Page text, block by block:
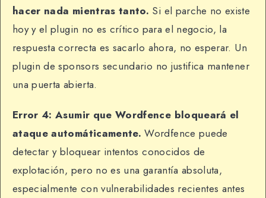
hacer nada mientras tanto. Si el parche no existe
hoy y el plugin no es crítico para el negocio, la
respuesta correcta es sacarlo ahora, no esperar. Un
plugin de sponsors secundario no justifica mantener
una puerta abierta.
Error 4: Asumir que Wordfence bloqueará el
ataque automáticamente. Wordfence puede
detectar y bloquear intentos conocidos de
explotación, pero no es una garantía absoluta,
especialmente con vulnerabilidades recientes antes